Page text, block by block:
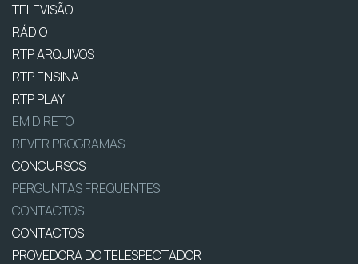
TELEVISÃO
RÁDIO
RTP ARQUIVOS
RTP ENSINA
RTP PLAY
EM DIRETO
REVER PROGRAMAS
CONCURSOS
PERGUNTAS FREQUENTES
CONTACTOS
CONTACTOS
PROVEDORA DO TELESPECTADOR